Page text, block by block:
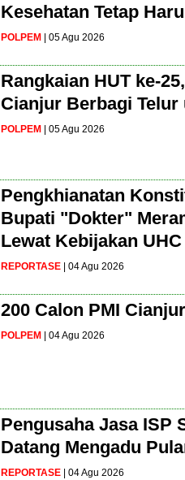
Kesehatan Tetap
POLPEM | 05 Agu 2026
Rangkaian HUT ke-
Cianjur Berbagi
POLPEM | 05 Agu 2026
Pengkhianatan
Bupati "Dokter"
Lewat Kebijakan
REPORTASE | 04 Agu 2026
200 Calon PMI
POLPEM | 04 Agu 2026
Pengusaha Jasa ISP
Datang Mengadu
REPORTASE | 04 Agu 2026